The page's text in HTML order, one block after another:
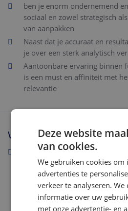
ben je enorm ondernemend
sociaal en zowel strategisch
van aanpakken
Naast dat je accuraat en
je over een sterk analytisch
Aantoonbare ervaring binnen
is een must en affiniteit met
relevantie
Wat wij bieden
Je komt terecht bij een sterk
informele, gedreven en
bedrijfscultuur die zich sterk
positionering vanwege haar
Als Manager kun je hier
enorm mooie groeistappen
Deze website
van cookies.
We gebruiken cookies om
advertenties te
verkeer te analyseren. We
informatie over uw
met onze advertentie- en